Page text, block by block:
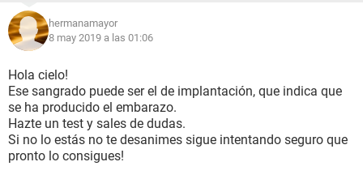
hermanamayor
8 may 2019 a las 01:06
Hola cielo!
Ese sangrado puede ser el de implantación, que indica que
se ha producido el embarazo.
Hazte un test y sales de dudas.
Si no lo estás no te desanimes sigue intentando seguro que
pronto lo consigues!